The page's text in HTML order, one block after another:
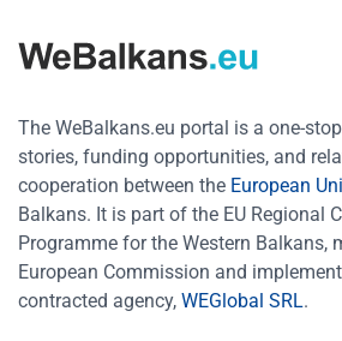
The WeBalkans.eu portal is a one-
stories, funding opportunities, and
cooperation between the European
Balkans. It is part of the EU Regional
Programme for the Western Balkans,
European Commission and
contracted agency, WEGlobal SRL.